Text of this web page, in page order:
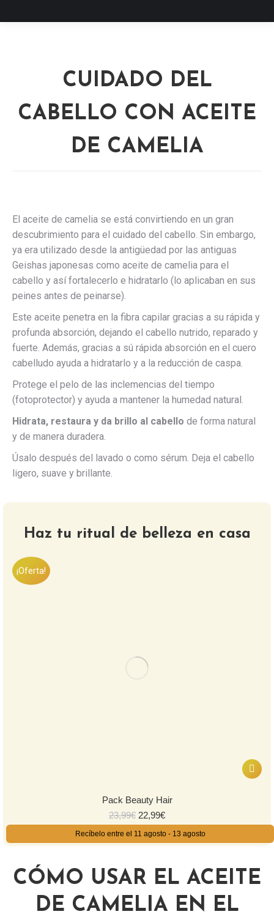
CUIDADO DEL
CABELLO CON ACEITE
DE CAMELIA
El aceite de camelia se está convirtiendo en un gran
descubrimiento para el cuidado del cabello. Sin embargo,
ya era utilizado desde la antigüedad por las antiguas
Geishas japonesas como aceite de camelia para el
cabello y así fortalecerlo e hidratarlo (lo aplicaban en sus
peines antes de peinarse).
Este aceite penetra en la fibra capilar gracias a su rápida y
profunda absorción, dejando el cabello nutrido, reparado y
fuerte. Además, gracias a sú rápida absorción en el cuero
cabelludo ayuda a hidratarlo y a la reducción de caspa.
Protege el pelo de las inclemencias del tiempo
(fotoprotector) y ayuda a mantener la humedad natural.
Hidrata, restaura y da brillo al cabello de forma natural
y de manera duradera.
Úsalo después del lavado o como sérum. Deja el cabello
ligero, suave y brillante.
Haz tu ritual de belleza en casa
¡Oferta!
Pack Beauty Hair
23,99€ El
precio
original
22,99€El
precio
actual
Recíbelo entre el 11 agosto - 13 agosto
CÓMO USAR EL ACEITE
DE CAMELIA EN EL